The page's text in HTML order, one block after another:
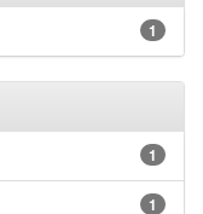
1
1
1